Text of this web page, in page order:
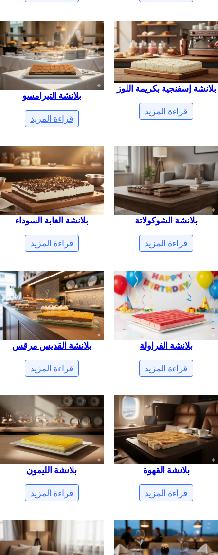
بلانشة إسفنجية بكريمة اللوز
قراءة المزيد
بلانشة التيرامسو
قراءة المزيد
بلانشة الشوكولاتة
قراءة المزيد
بلانشة الغابة السوداء
قراءة المزيد
بلانشة الفراولة
قراءة المزيد
بلانشة القديس مرقس
قراءة المزيد
بلانشة القهوة
قراءة المزيد
بلانشة الليمون
قراءة المزيد